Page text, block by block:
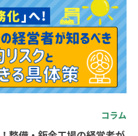
コラム